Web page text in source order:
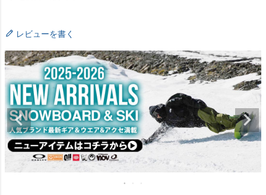
レビューを書く